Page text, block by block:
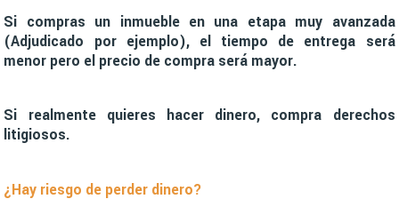
Si compras un inmueble en una etapa muy avanzada
(Adjudicado por ejemplo), el tiempo de entrega será
menor pero el precio de compra será mayor.
Si realmente quieres hacer dinero, compra derechos
litigiosos.
¿Hay riesgo de perder dinero?